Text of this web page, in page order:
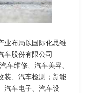
业布局以国际化思维
车股份有限公司
车维修、汽车美容、
装、汽车检测；新能
汽车电子、汽车设